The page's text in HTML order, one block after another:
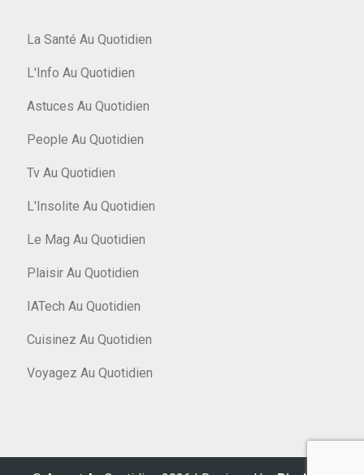
La Santé Au Quotidien
L'Info Au Quotidien
Astuces Au Quotidien
People Au Quotidien
Tv Au Quotidien
L'Insolite Au Quotidien
Le Mag Au Quotidien
Plaisir Au Quotidien
IATech Au Quotidien
Cuisinez Au Quotidien
Voyagez Au Quotidien